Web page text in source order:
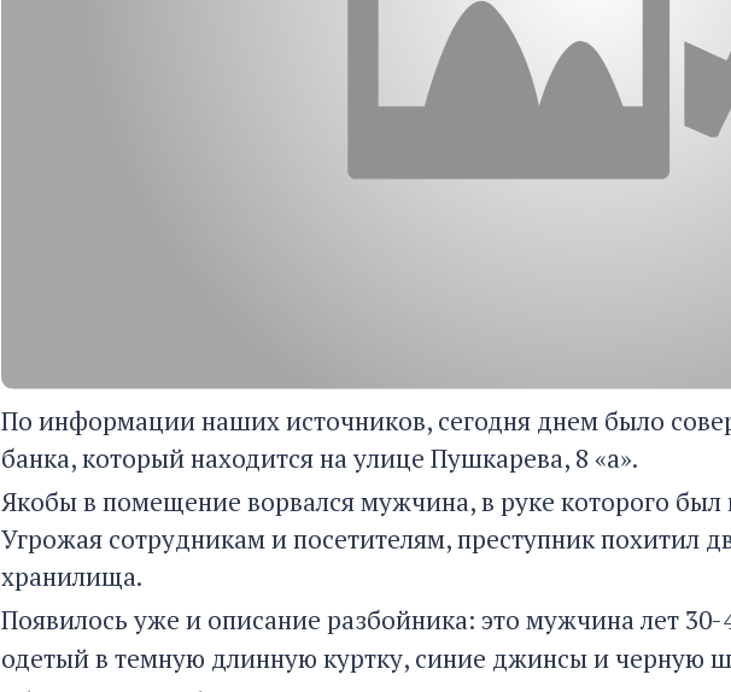
По информации наших источников, сегодня днем было
банка, который находится на улице Пушкарева, 8 «а».
Якобы в помещение ворвался мужчина, в руке которого
Угрожая сотрудникам и посетителям, преступник похитил
хранилища.
Появилось уже и описание разбойника: это мужчина лет
одетый в темную длинную куртку, синие джинсы и черную